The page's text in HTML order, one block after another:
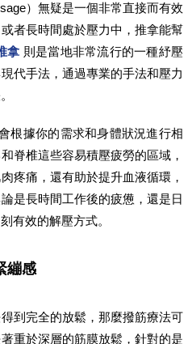
）無疑是一個非常直接而有效
者長時間處於壓力中，推拿能幫
拿 則是當地非常流行的一種紓壓
代手法，通過專業的手法和壓力
根據你的需求和身體狀況進行相
脊椎這些容易積壓疲勞的區域，
疼痛，還有助於提升血液循環，
是長時間工作後的疲憊，還是日
有效的解壓方式。
繃感
到完全的放鬆，那麼撥筋療法可
重於深層的筋膜放鬆，針對的是